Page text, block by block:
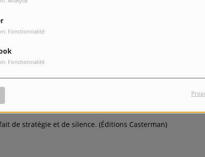
Fonctionnalité
Fonctionnalité
politique contemporaine.
de stratégie et de silence. (Éditions Casterman)